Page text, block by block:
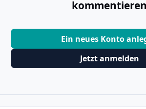
kommentieren
Ein neues Konto
Jetzt anmelden